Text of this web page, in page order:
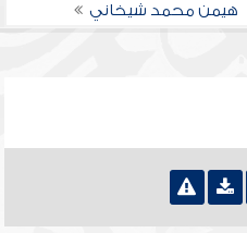
هيمن محمد شيخاني